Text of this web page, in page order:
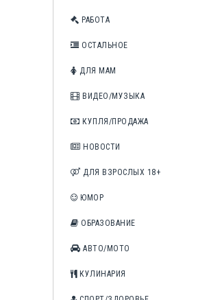
РАБОТА
ОСТАЛЬНОЕ
ДЛЯ МАМ
ВИДЕО/МУЗЫКА
КУПЛЯ/ПРОДАЖА
НОВОСТИ
ДЛЯ ВЗРОСЛЫХ 18+
ЮМОР
ОБРАЗОВАНИЕ
АВТО/МОТО
КУЛИНАРИЯ